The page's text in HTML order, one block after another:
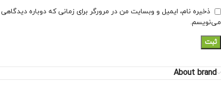
ذخیره نام، ایمیل و وبسایت من در مرورگر برای زمانی که دوباره دیدگاهی
می‌نویسم.
About brand